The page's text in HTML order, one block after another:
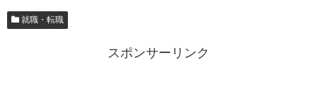
就職・転職
スポンサーリンク